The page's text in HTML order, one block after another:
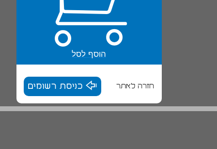
הוסף לסל
חזרה לאתר כניסת רשומים